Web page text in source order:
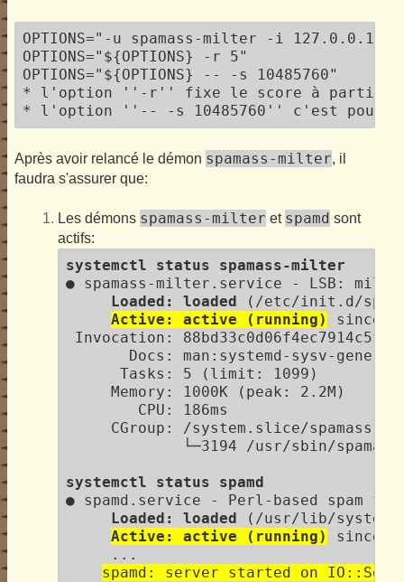
OPTIONS="-u spamass-milter -i 127.0.0.1"
OPTIONS="${OPTIONS} -r 5"
OPTIONS="${OPTIONS} -- -s 10485760"
* l'option ''-r'' fixe le score à partir
* l'option ''-- -s 10485760'' c'est pour
Après avoir relancé le démon spamass-milter, il
faudra s'assurer que:
Les démons spamass-milter et spamd sont
actifs:
systemctl status spamass-milter
● spamass-milter.service - LSB:
Loaded: loaded (/etc/init.d/
Active: active (running)
since
Invocation:
Docs: man:systemd-sysv-
      Tasks: 5 (limit: 1099)
     Memory: 1000K (peak: 2.2M)
        CPU: 186ms
CGroup: /system.slice/spamass-
└─3194 /usr/sbin/
systemctl status spamd
● spamd.service - Perl-based spam
Loaded: loaded (/usr/lib/systemd/
Active: active (running)
since
     ...
spamd: server started on